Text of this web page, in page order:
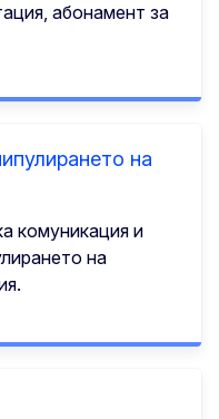
абонамент за
на
комуникация и
на